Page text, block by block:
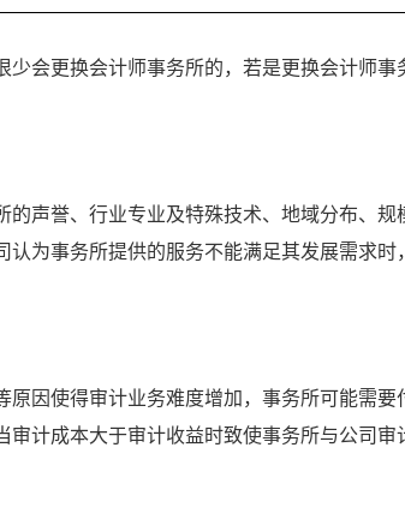
少会更换会计师事务所的，若是更换会计师事
的声誉、行业专业及特殊技术、地域分布、
认为事务所提供的服务不能满足其发展需求时
原因使得审计业务难度增加，事务所可能需
审计成本大于审计收益时致使事务所与公司